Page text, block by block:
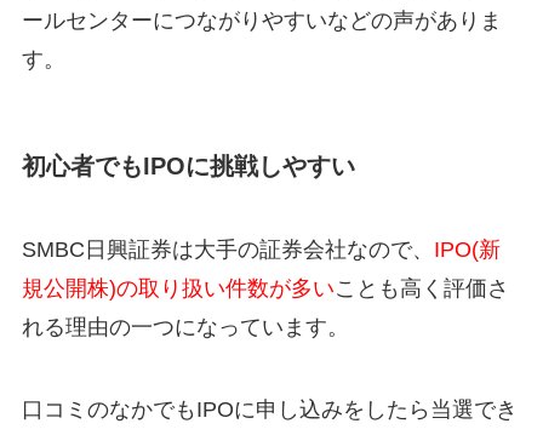
ールセンターにつながりやすいなどの声がありま
す。
初心者でもIPOに挑戦しやすい
SMBC日興証券は大手の証券会社なので、 IPO(新
規公開株)の取り扱い件数が多いことも高く評価さ
れる理由の一つになっています。
口コミのなかでもIPOに申し込みをしたら当選でき